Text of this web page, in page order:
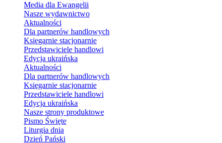
Media dla Ewangelii
Nasze wydawnictwo
Aktualności
Dla partnerów handlowych
Księgarnie stacjonarnie
Przedstawiciele handlowi
Edycja ukraińska
Aktualności
Dla partnerów handlowych
Księgarnie stacjonarnie
Przedstawiciele handlowi
Edycja ukraińska
Nasze strony produktowe
Pismo Święte
Liturgia dnia
Dzień Pański